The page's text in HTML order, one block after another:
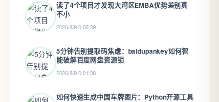
读了4个项目才发现大湾区EMBA优势差别真
不小
2026/8/9 0:05:39
5分钟告别提取码焦虑：baidupankey如何智
能破解百度网盘资源锁
2026/8/9 0:01:38
如何快速生成中国车牌图片：Python开源工具